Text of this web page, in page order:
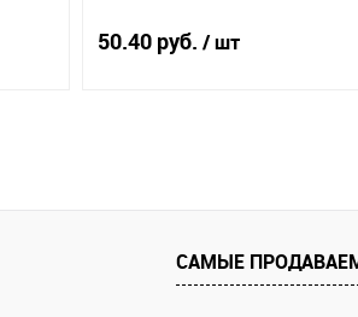
50.40 руб. / шт
Купить в 1 клик
САМЫЕ